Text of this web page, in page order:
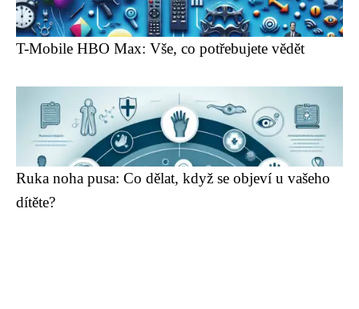
T-Mobile HBO Max: Vše, co potřebujete vědět
Ruka noha pusa: Co dělat, když se objeví u vašeho
dítěte?